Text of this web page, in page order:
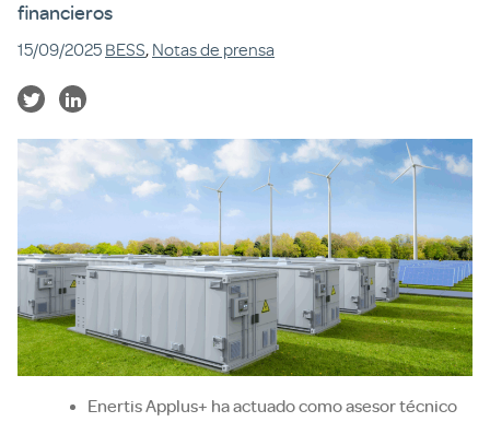
financieros
15/09/2025 BESS, Notas de prensa
Enertis Applus+ ha actuado como asesor técnico